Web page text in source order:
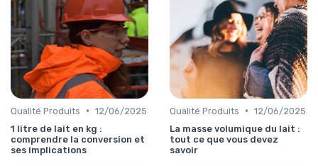
Qualité Produits • 12/06/2025
1 litre de lait en kg :
comprendre la conversion et
ses implications
Qualité Produits • 12/06/2025
La masse volumique du lait :
tout ce que vous devez
savoir